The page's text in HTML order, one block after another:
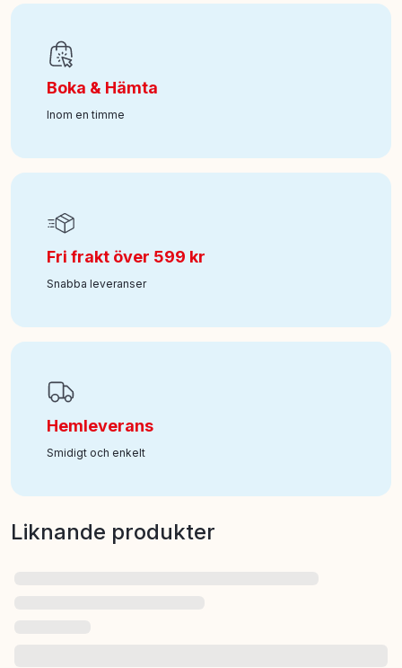
Ålder från
Art nr:350-10474
Boka & Hämta
Inom en timme
Fri frakt över 599 kr
Snabba leveranser
Hemleverans
Smidigt och enkelt
Liknande produkter